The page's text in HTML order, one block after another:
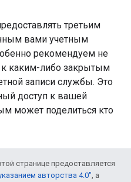
третьим
вами учетным
рекомендуем не
к каким-либо закрытым
записи службы. Это
доступ к вашей
может поделиться кто
странице предоставляется
авторства 4.0", а